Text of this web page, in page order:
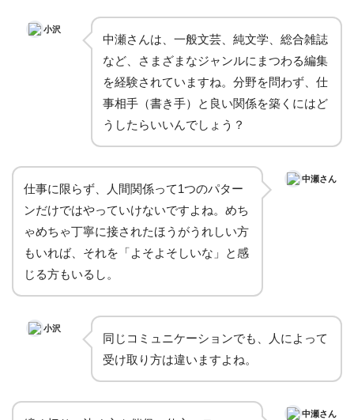
小沢
中瀬さんは、一般文芸、純文学、総合雑誌
など、さまざまなジャンルにまつわる編集
を経験されていますね。分野を問わず、仕
事相手（書き手）と良い関係を築くにはど
うしたらいいんでしょう？
仕事に限らず、人間関係って1つのパター
ンだけではやっていけないですよね。めち
ゃめちゃ丁寧に接されたほうがうれしい方
もいれば、それを「よそよそしいな」と感
じる方もいるし。
中瀬さん
小沢
同じコミュニケーションでも、人によって
受け取り方は違いますよね。
中瀬さん